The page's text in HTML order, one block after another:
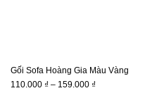
Gối Sofa Hoàng Gia Màu Vàng
110.000 ₫ – 159.000 ₫Khoảng